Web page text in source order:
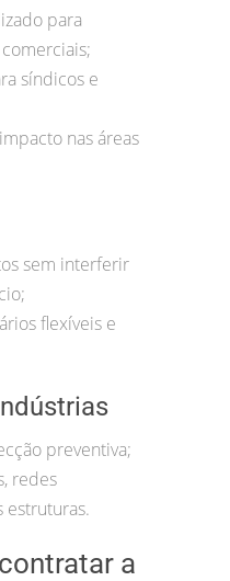
para
síndicos e
nas áreas
sem interferir
flexíveis e
preventiva;
redes
estruturas.
a